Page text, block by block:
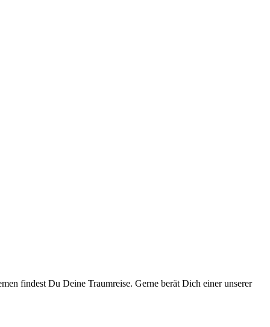
findest Du Deine Traumreise. Gerne berät Dich einer unserer